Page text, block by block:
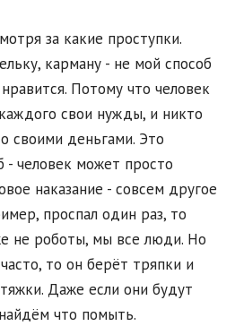
за какие проступки.
карману - не мой способ
Потому что человек
свои нужды, и никто
своими деньгами. Это
- человек может просто
наказание - совсем другое
проспал один раз, то
не роботы, мы все люди. Но
то он берёт тряпки и
Даже если они будут
что помыть.